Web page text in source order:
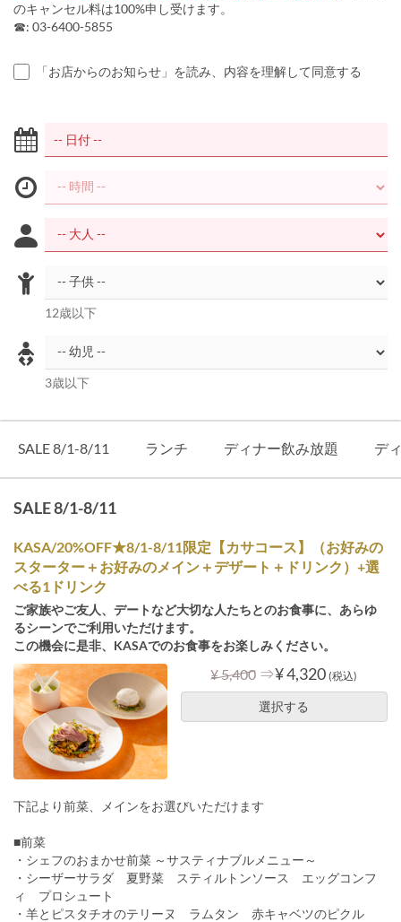
のキャンセル料は100%申し受けます。
☎: 03-6400-5855
「お店からのお知らせ」を読み、内容を理解して同意する
12歳以下
3歳以下
SALE 8/1-8/11 ランチ ディナー飲み放題 デ
SALE 8/1-8/11
KASA/20%OFF★8/1-8/11限定【カサコース】（お好みの
スターター＋お好みのメイン＋デザート＋ドリンク）+選
べる1ドリンク
ご家族やご友人、デートなど大切な人たちとのお食事に、あらゆ
るシーンでご利用いただけます。
この機会に是非、KASAでのお食事をお楽しみください。
¥ 5,400 ⇒¥ 4,320 (税込)
選択する
下記より前菜、メインをお選びいただけます
■前菜
・シェフのおまかせ前菜 ～サスティナブルメニュー～
・シーザーサラダ 夏野菜 スティルトンソース エッグコンフ
ィ プロシュート
・羊とピスタチオのテリーヌ ラムタン 赤キャベツのピクル